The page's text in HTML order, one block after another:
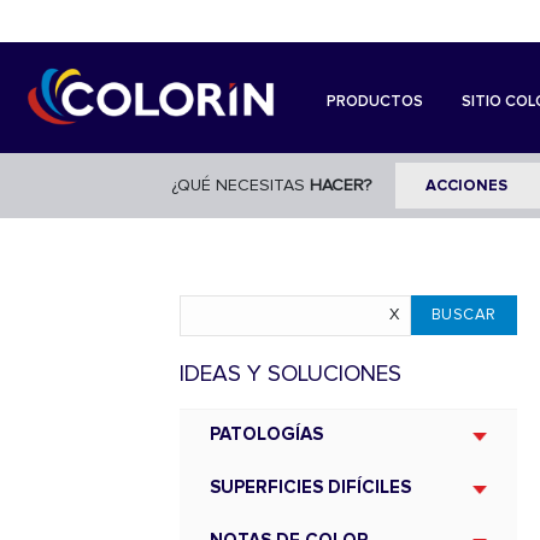
PRODUCTOS SITIO
¿QUÉ NECESITAS HACER?
IDEAS Y SOLUCIONES
PATOLOGÍAS
SUPERFICIES DIFÍCILES